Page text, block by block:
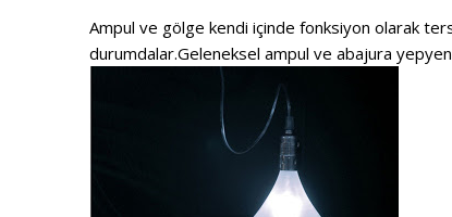
Ampul ve gölge kendi içinde fonksiyon olarak
durumdalar.Geleneksel ampul ve abajura